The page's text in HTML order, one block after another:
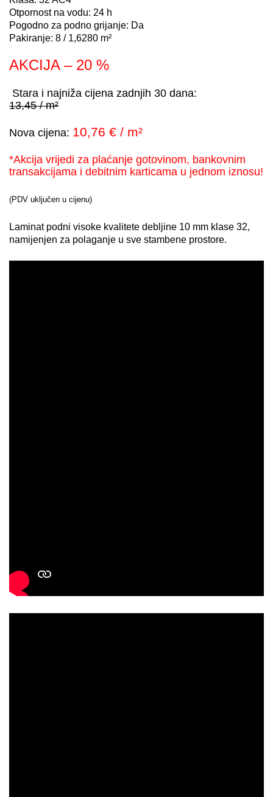
Otpornost na vodu: 24 h
Pogodno za podno grijanje: Da
Pakiranje: 8 / 1,6280 m²
AKCIJA – 20 %
Stara i najniža cijena zadnjih 30 dana:
13,45 / m²
Nova cijena: 10,76 € / m²
*Akcija vrijedi za plaćanje gotovinom, bankovnim
transakcijama i debitnim karticama u jednom iznosu!
(PDV uključen u cijenu)
Laminat podni visoke kvalitete debljine 10 mm klase 32,
namijenjen za polaganje u sve stambene prostore.